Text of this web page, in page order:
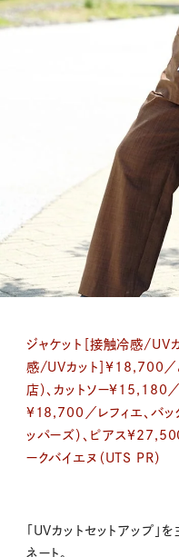
ジャケット［接触冷感/UV
感/UVカット］¥18,700／
店）、カットソー¥15,180／
¥18,700／レフィエ、バ
ッパーズ）、ピアス
ークバイエヌ（UTS PR）
「UVカットセットアップ
ネート。